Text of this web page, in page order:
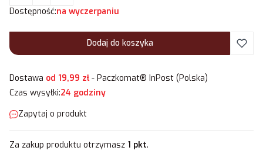
Dostępność:na wyczerpaniu
Dodaj do koszyka
Dostawa od 19,99 zł- Paczkomat® InPost (Polska)
Czas wysyłki:24 godziny
Zapytaj o produkt
Za zakup produktu otrzymasz 1 pkt.